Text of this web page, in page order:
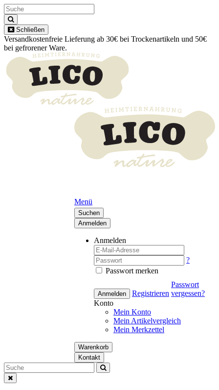
Schließen
Versandkostenfreie Lieferung ab 30€ bei Trockenartikeln und 50€
bei gefrorener Ware.
Menü
Suchen
Anmelden
Anmelden
?
Passwort merken
Anmelden Registrieren
Passwort
vergessen?
Konto
Mein Konto
Mein Artikelvergleich
Mein Merkzettel
Warenkorb
Kontakt